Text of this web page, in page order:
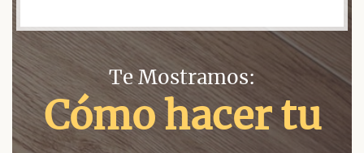
Te Mostramos:
Cómo hacer tu